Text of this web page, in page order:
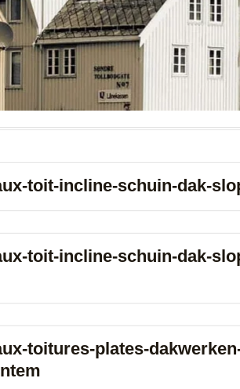
toit-incline-schuin-dak-
toit-incline-schuin-dak-
toitures-plates-